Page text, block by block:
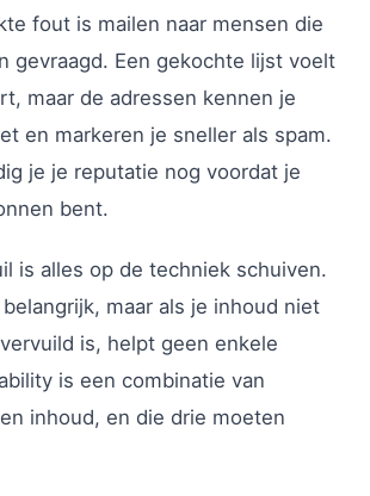
fout is mailen naar mensen die
gevraagd. Een gekochte lijst voelt
maar de adressen kennen je
en markeren je sneller als spam.
je je reputatie nog voordat je
bent.
is alles op de techniek schuiven.
maar als je inhoud niet
is, helpt geen enkele
is een combinatie van
inhoud, en die drie moeten